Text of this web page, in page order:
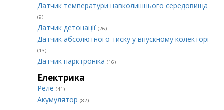
Датчик температури навколишнього середовища
(9)
Датчик детонації (26)
Датчик абсолютного тиску у впускному колекторі
(13)
Датчик парктроніка (16)
Електрика
Реле (41)
Акумулятор (82)